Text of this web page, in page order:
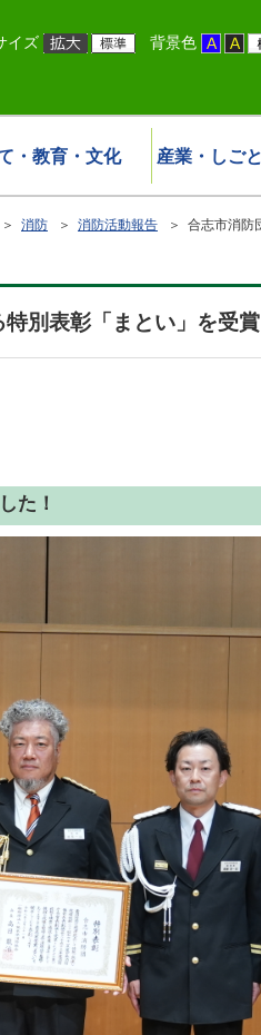
イズ 背景色
・教育・文化 産業・しご
＞ 消防 ＞ 消防活動報告 ＞ 合志市消防
別表彰「まとい」を受
た！